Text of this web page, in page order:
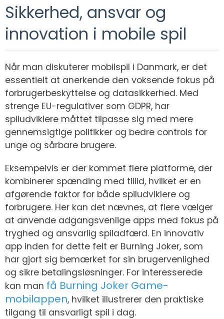
Sikkerhed, ansvar og
innovation i mobile spil
Når man diskuterer mobilspil i Danmark, er det
essentielt at anerkende den voksende fokus på
forbrugerbeskyttelse og datasikkerhed. Med
strenge EU-regulativer som GDPR, har
spiludviklere måttet tilpasse sig med mere
gennemsigtige politikker og bedre controls for
unge og sårbare brugere.
Eksempelvis er der kommet flere platforme, der
kombinerer spænding med tillid, hvilket er en
afgørende faktor for både spiludviklere og
forbrugere. Her kan det nævnes, at flere vælger
at anvende adgangsvenlige apps med fokus på
tryghed og ansvarlig spiladfærd. En innovativ
app inden for dette felt er Burning Joker, som
har gjort sig bemærket for sin brugervenlighed
og sikre betalingsløsninger. For interesserede
kan man få Burning Joker Game-
mobilappen, hvilket illustrerer den praktiske
tilgang til ansvarligt spil i dag.